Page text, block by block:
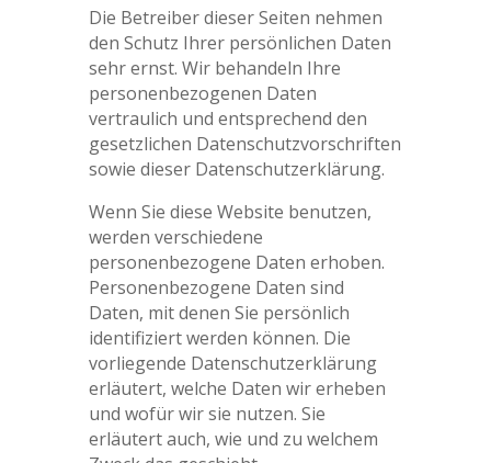
Die Betreiber dieser Seiten nehmen
den Schutz Ihrer persönlichen Daten
sehr ernst. Wir behandeln Ihre
personenbezogenen Daten
vertraulich und entsprechend den
gesetzlichen Datenschutzvorschriften
sowie dieser Datenschutzerklärung.
Wenn Sie diese Website benutzen,
werden verschiedene
personenbezogene Daten erhoben.
Personenbezogene Daten sind
Daten, mit denen Sie persönlich
identifiziert werden können. Die
vorliegende Datenschutzerklärung
erläutert, welche Daten wir erheben
und wofür wir sie nutzen. Sie
erläutert auch, wie und zu welchem